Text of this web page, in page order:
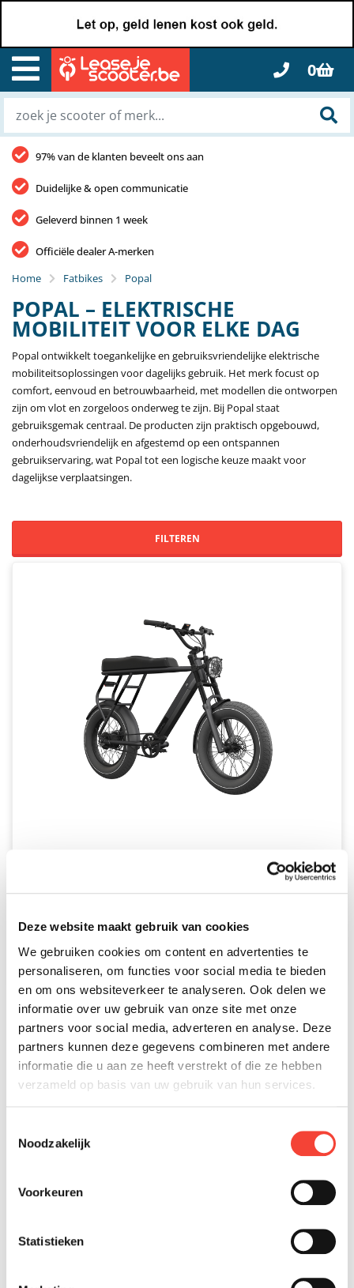
Deze website maakt gebruik van cookies
We gebruiken cookies om content en advertenties te
personaliseren, om functies voor social media te bieden
en om ons websiteverkeer te analyseren. Ook delen we
informatie over uw gebruik van onze site met onze
partners voor social media, adverteren en analyse. Deze
partners kunnen deze gegevens combineren met andere
informatie die u aan ze heeft verstrekt of die ze hebben
verzameld op basis van uw gebruik van hun services.
Noodzakelijk
Voorkeuren
Statistieken
0
97% van de klanten beveelt ons aan
Duidelijke & open communicatie
Geleverd binnen 1 week
Officiële dealer A-merken
Home
Fatbikes Popal
POPAL – ELEKTRISCHE
MOBILITEIT VOOR ELKE DAG
Popal ontwikkelt toegankelijke en gebruiksvriendelijke elektrische
mobiliteitsoplossingen voor dagelijks gebruik. Het merk focust op
comfort, eenvoud en betrouwbaarheid, met modellen die ontworpen
zijn om vlot en zorgeloos onderweg te zijn. Bij Popal staat
gebruiksgemak centraal. De producten zijn praktisch opgebouwd,
onderhoudsvriendelijk en afgestemd op een ontspannen
gebruikservaring, wat Popal tot een logische keuze maakt voor
dagelijkse verplaatsingen.
FILTEREN
A-klasse beschikbaar
B-klasse niet beschikbaar